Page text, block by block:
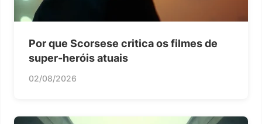
Por que Scorsese critica os filmes de
super-heróis atuais
02/08/2026